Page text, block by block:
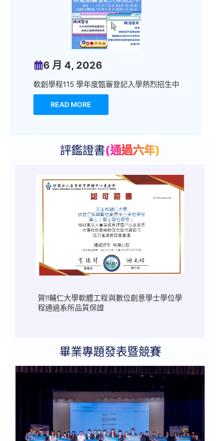
6 月 4, 2026
軟創學程115 學年度甄審登記入學熱烈招生中
READ MORE
評鑑證書(通過六年)
賀!!輔仁大學軟體工程與數位創意學士學位學
程通過系所品質保證
畢業專題發表暨競賽